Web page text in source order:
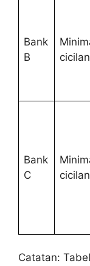
Bank
B
Bank
C
Catatan: